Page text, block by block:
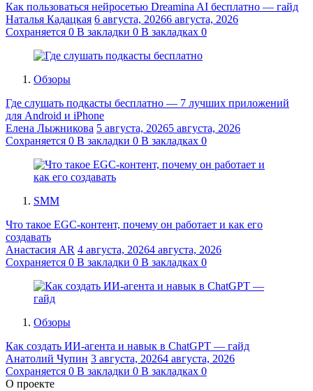
Как пользоваться нейросетью Dreamina AI бесплатно — гайд
Наталья Кадацкая 6 августа, 20266 августа, 2026
Сохраняется 0 В закладки 0 В закладках 0
Обзоры
Где слушать подкасты бесплатно — 7 лучших приложений
для Android и iPhone
Елена Лыжникова 5 августа, 20265 августа, 2026
Сохраняется 0 В закладки 0 В закладках 0
SMM
Что такое EGC-контент, почему он работает и как его
создавать
Анастасия AR 4 августа, 20264 августа, 2026
Сохраняется 0 В закладки 0 В закладках 0
Обзоры
Как создать ИИ-агента и навык в ChatGPT — гайд
Анатолий Чупин 3 августа, 20264 августа, 2026
Сохраняется 0 В закладки 0 В закладках 0
О проекте